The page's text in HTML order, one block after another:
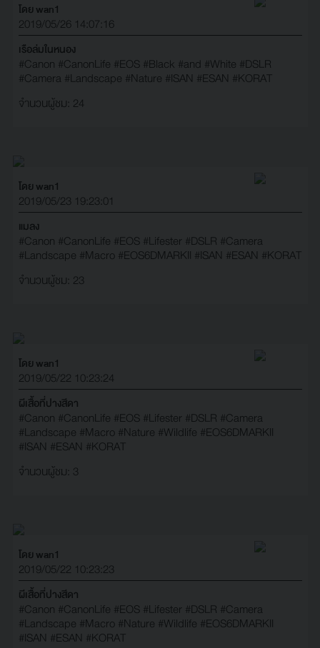
โดย wan1
2019/05/26 14:07:16
เรือล่มในหนอง
#Canon #CanonLife #EOS #Black #and #White #DSLR
#Camera #Landscape #Nature #ISAN #ESAN #KORAT
จำนวนผู้ชม: 24
โดย wan1
2019/05/23 19:23:01
แมลง
#Canon #CanonLife #EOS #Lifester #DSLR #Camera
#Landscape #Macro #EOS6DMARKII #ISAN #ESAN #KORAT
จำนวนผู้ชม: 23
โดย wan1
2019/05/22 10:23:24
ผีเสื้อที่ปางสีดา
#Canon #CanonLife #EOS #Lifester #DSLR #Camera
#Landscape #Macro #Nature #Wildlife #EOS6DMARKII
#ISAN #ESAN #KORAT
จำนวนผู้ชม: 3
โดย wan1
2019/05/22 10:23:23
ผีเสื้อที่ปางสีดา
#Canon #CanonLife #EOS #Lifester #DSLR #Camera
#Landscape #Macro #Nature #Wildlife #EOS6DMARKII
#ISAN #ESAN #KORAT